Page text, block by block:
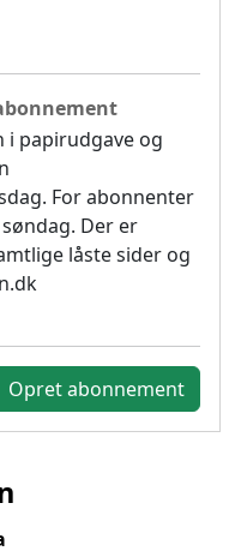
i papirudgave og
For abonnenter
Der er
låste sider og